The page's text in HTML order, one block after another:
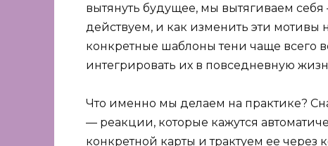
вытянуть будущее, мы вытягиваем
действуем, и как изменить эти мотивы
конкретные шаблоны тени чаще всего
интегрировать их в повседневную
Что именно мы делаем на практике?
— реакции, которые кажутся
конкретной карты и трактуем ее через